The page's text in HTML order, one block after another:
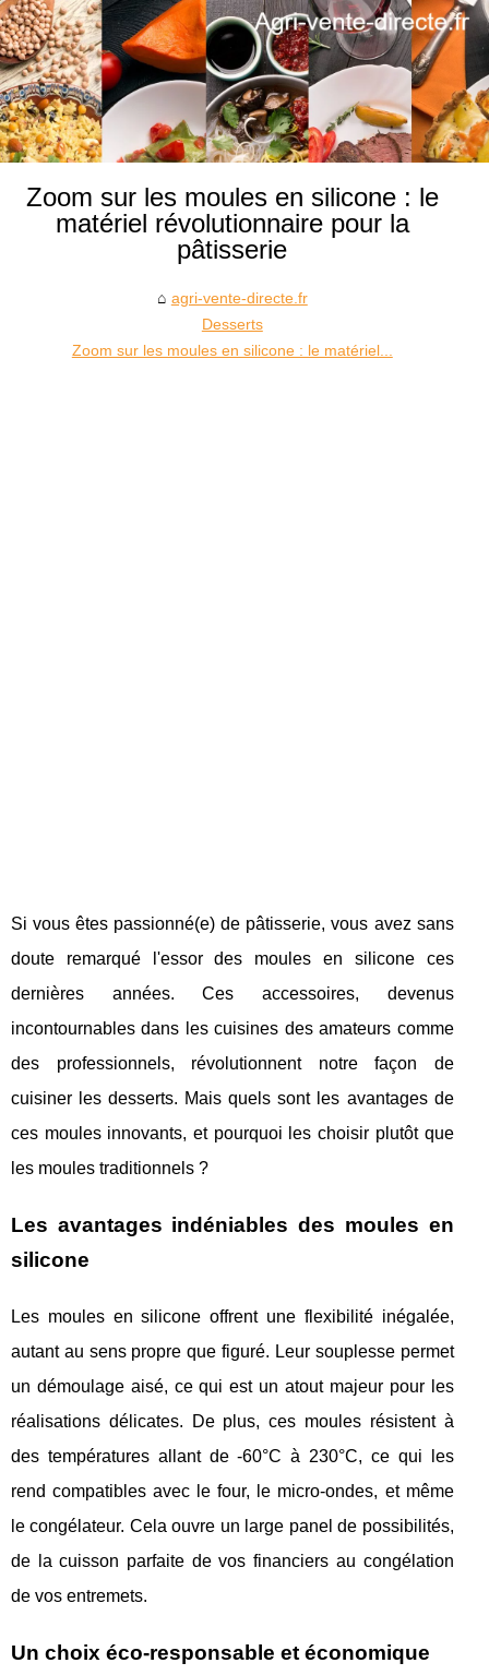
Zoom sur les moules en silicone : le
matériel révolutionnaire pour la
pâtisserie
agri-vente-directe.fr
Desserts
Zoom sur les moules en silicone : le matériel...
Si vous êtes passionné(e) de pâtisserie, vous avez sans
doute remarqué l'essor des moules en silicone ces
dernières années. Ces accessoires, devenus
incontournables dans les cuisines des amateurs comme
des professionnels, révolutionnent notre façon de
cuisiner les desserts. Mais quels sont les avantages de
ces moules innovants, et pourquoi les choisir plutôt que
les moules traditionnels ?
Les avantages indéniables des moules en
silicone
Les moules en silicone offrent une flexibilité inégalée,
autant au sens propre que figuré. Leur souplesse permet
un démoulage aisé, ce qui est un atout majeur pour les
réalisations délicates. De plus, ces moules résistent à
des températures allant de -60°C à 230°C, ce qui les
rend compatibles avec le four, le micro-ondes, et même
le congélateur. Cela ouvre un large panel de possibilités,
de la cuisson parfaite de vos financiers au congélation
de vos entremets.
Un choix éco-responsable et économique